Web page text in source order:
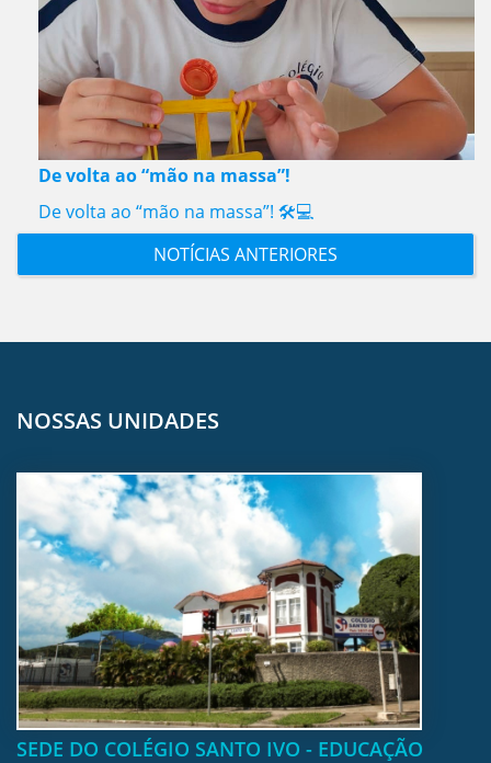
De volta ao “mão na massa”!
De volta ao “mão na massa”! 🛠️💻
NOTÍCIAS ANTERIORES
NOSSAS UNIDADES
SEDE DO COLÉGIO SANTO IVO - EDUCAÇÃO